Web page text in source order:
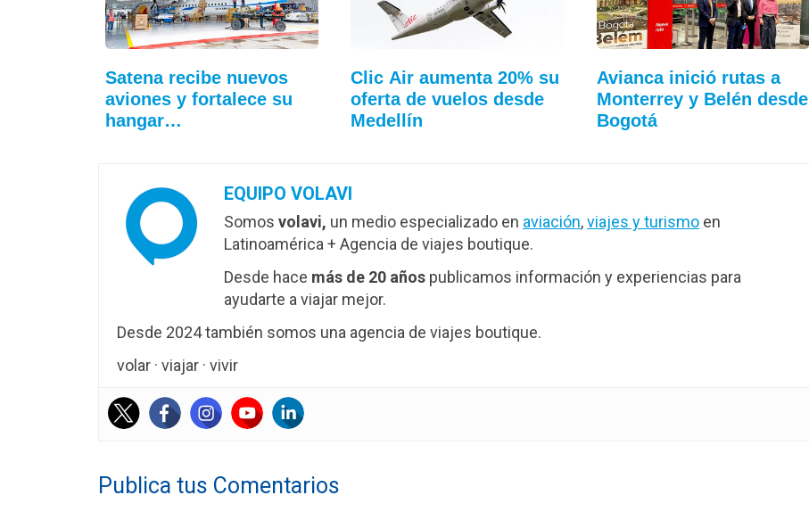
Satena recibe nuevos
aviones y fortalece su
hangar…
Clic Air aumenta 20% su
oferta de vuelos desde
Medellín
Avianca inició rutas a
Monterrey y Belén desde
Bogotá
EQUIPO VOLAVI
Somos volavi, un medio especializado en aviación,viajes y turismo en
Latinoamérica + Agencia de viajes boutique.
Desde hace más de 20 años publicamos información y experiencias para
ayudarte a viajar mejor.
Desde 2024 también somos una agencia de viajes boutique.
volar · viajar · vivir
Publica tus Comentarios